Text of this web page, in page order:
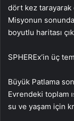
dört kez
Misyonun
boyutlu haritası
SPHEREx’in üç
Büyük Patlama
Evrendeki toplam
su ve yaşam için